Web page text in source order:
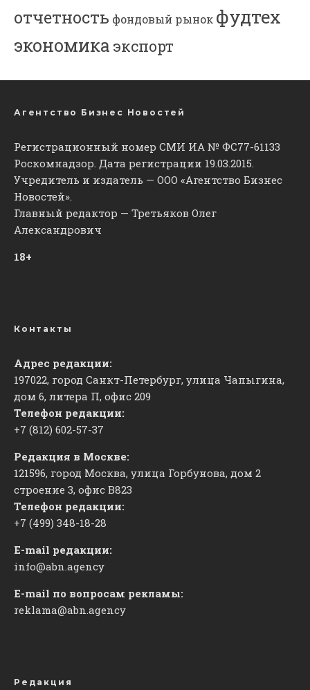
отчетность фондовый рынок фудтех
экономика экспорт
Агентство Бизнес Новостей
Регистрационный номер СМИ ИА № ФС77-61133
Роскомнадзор. Дата регистрации 19.03.2015.
Учредитель и издатель — ООО «Агентство Бизнес
Новостей».
Главный редактор — Третьяков Олег
Александрович
18+
Контакты
Адрес редакции:
197022, город Санкт-Петербург, улица Чапыгина,
дом 6, литера П, офис 209
Телефон редакции:
+7 (812) 602-57-37
Редакция в Москве:
121596, город Москва, улица Горбунова, дом 2
строение 3, офис ​В823
Телефон редакции:
+7 (499) 348-18-28
E-mail редакции:
info@abn.agency
E-mail по вопросам рекламы:
reklama@abn.agency
Редакция